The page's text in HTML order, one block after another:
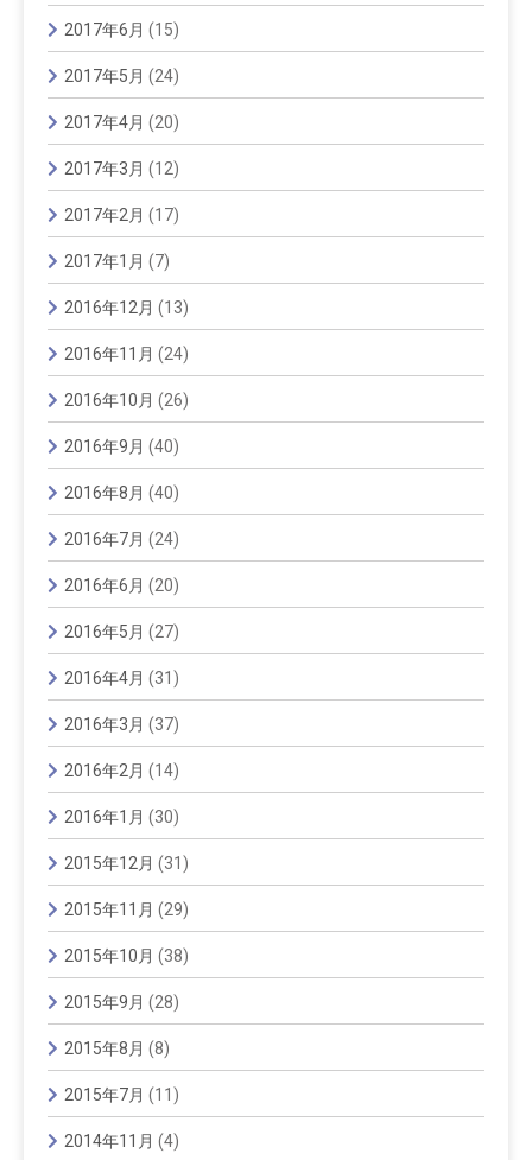
2017年6月 (15)
2017年5月 (24)
2017年4月 (20)
2017年3月 (12)
2017年2月 (17)
2017年1月 (7)
2016年12月 (13)
2016年11月 (24)
2016年10月 (26)
2016年9月 (40)
2016年8月 (40)
2016年7月 (24)
2016年6月 (20)
2016年5月 (27)
2016年4月 (31)
2016年3月 (37)
2016年2月 (14)
2016年1月 (30)
2015年12月 (31)
2015年11月 (29)
2015年10月 (38)
2015年9月 (28)
2015年8月 (8)
2015年7月 (11)
2014年11月 (4)